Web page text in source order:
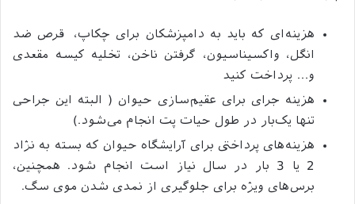
هزینه‌ای که باید به دامپزشکان برای چکاپ، قرص ضد
انگل، واکسیناسیون، گرفتن ناخن، تخلیه کیسه مقعدی
و… پرداخت کنید
هزینه جرای برای عقیم‌سازی حیوان ( البته این جراحی
تنها یک‌بار در طول حیات پت انجام می‌شود.)
هزینه‌های پرداختی برای آرایشگاه حیوان که بسته به نژاد
2 یا 3 بار در سال نیاز است انجام شود. همچنین،
برس‌های ویژه برای جلوگیری از نمدی شدن موی سگ.